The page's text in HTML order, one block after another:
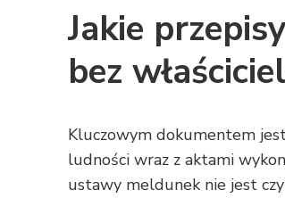
Jakie
bez
Kluczowym dokumentem
ludności wraz z aktami
ustawy meldunek nie jest